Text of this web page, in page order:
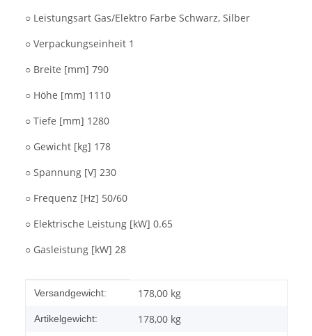
○ Leistungsart Gas/Elektro Farbe Schwarz, Silber
○ Verpackungseinheit 1
○ Breite [mm] 790
○ Höhe [mm] 1110
○ Tiefe [mm] 1280
○ Gewicht [kg] 178
○ Spannung [V] 230
○ Frequenz [Hz] 50/60
○ Elektrische Leistung [kW] 0.65
○ Gasleistung [kW] 28
Produkteigenschaft
Wert
Versandgewicht: 178,00 kg
Artikelgewicht: 178,00 kg